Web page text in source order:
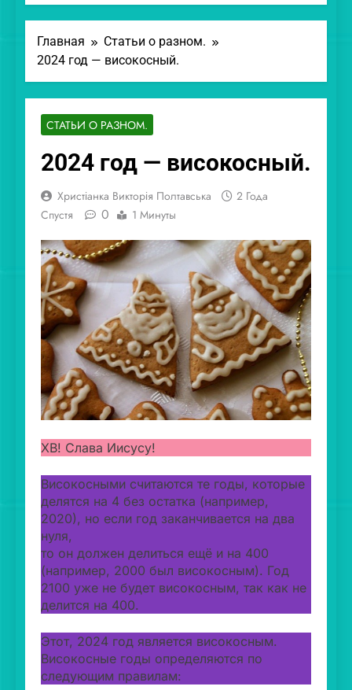
Главная
Статьи о разном.
2024 год — високосный.
СТАТЬИ О РАЗНОМ.
2024 год — високосный.
Христіанка Викторія Полтавська
2 Года
Спустя
0 1 Минуты
ХВ! Слава Иисусу!
Високосными считаются те годы, которые
делятся на 4 без остатка (например,
2020), но если год заканчивается на два
нуля,
то он должен делиться ещё и на 400
(например, 2000 был високосным). Год
2100 уже не будет високосным, так как не
делится на 400.
Этот, 2024 год является високосным.
Високосные годы определяются по
следующим правилам: